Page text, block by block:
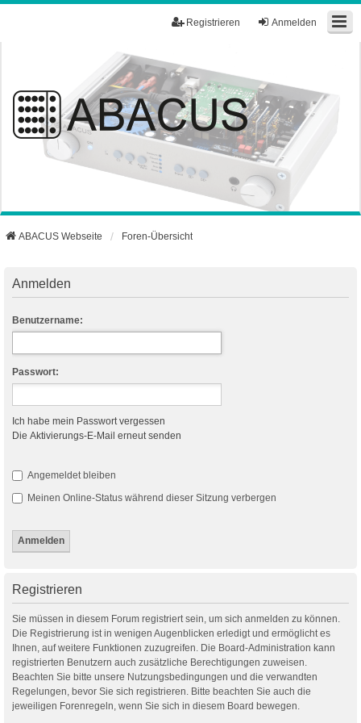
Anmelden
Registrieren
ABACUS Webseite Foren-Übersicht
Anmelden
Benutzername:
Passwort:
Ich habe mein Passwort vergessen
Die Aktivierungs-E-Mail erneut senden
Angemeldet bleiben
Meinen Online-Status während dieser Sitzung verbergen
Registrieren
Sie müssen in diesem Forum registriert sein, um sich anmelden zu können.
Die Registrierung ist in wenigen Augenblicken erledigt und ermöglicht es
Ihnen, auf weitere Funktionen zuzugreifen. Die Board-Administration kann
registrierten Benutzern auch zusätzliche Berechtigungen zuweisen.
Beachten Sie bitte unsere Nutzungsbedingungen und die verwandten
Regelungen, bevor Sie sich registrieren. Bitte beachten Sie auch die
jeweiligen Forenregeln, wenn Sie sich in diesem Board bewegen.